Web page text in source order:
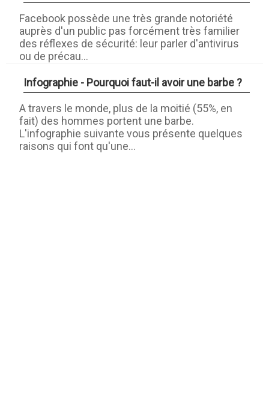
Facebook possède une très grande notoriété
auprès d'un public pas forcément très familier
des réflexes de sécurité: leur parler d'antivirus
ou de précau...
Infographie - Pourquoi faut-il avoir une barbe ?
A travers le monde, plus de la moitié (55%, en
fait) des hommes portent une barbe.
L'infographie suivante vous présente quelques
raisons qui font qu'une...